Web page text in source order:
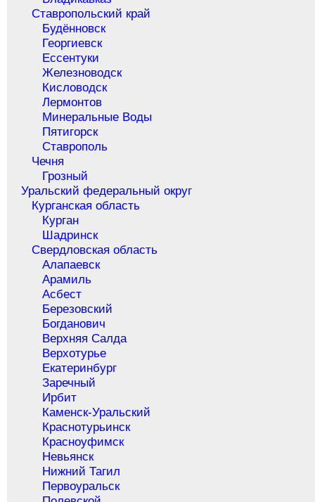
Ставропольский край
Будённовск
Георгиевск
Ессентуки
Железноводск
Кисловодск
Лермонтов
Минеральные Воды
Пятигорск
Ставрополь
Чечня
Грозный
Уральский федеральный округ
Курганская область
Курган
Шадринск
Свердловская область
Алапаевск
Арамиль
Асбест
Березовский
Богданович
Верхняя Салда
Верхотурье
Екатеринбург
Заречный
Ирбит
Каменск-Уральский
Краснотурьинск
Красноуфимск
Невьянск
Нижний Тагил
Первоуральск